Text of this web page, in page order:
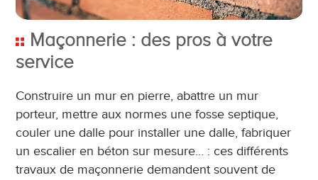
Maçonnerie : des pros à votre
service
Construire un mur en pierre, abattre un mur
porteur, mettre aux normes une fosse septique,
couler une dalle pour installer une dalle, fabriquer
un escalier en béton sur mesure… : ces différents
travaux de maçonnerie demandent souvent de